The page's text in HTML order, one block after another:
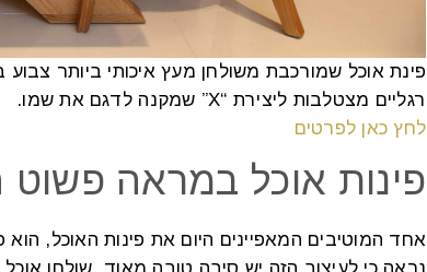
פינת אוכל שמורכבת משולחן מעץ איכותי ביותר
רגליים מצטלבות ליצירת “X” שמקנה לדגם את שמו.
לחץ כאן לפרטים
פינות אוכל במראה פשוט
אחד המוטיבים המאפיינים היום את פינות האוכל,
נראה כי לעיצוב הזה יש סיבה טובה מאוד. שולחן